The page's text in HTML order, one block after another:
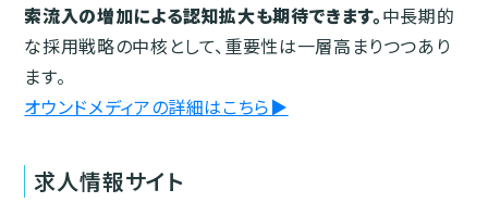
索流入の増加による認知拡大も期待できます。中長期的
な採用戦略の中核として、重要性は一層高まりつつあり
ます。
オウンドメディアの詳細はこちら▶︎
求人情報サイト